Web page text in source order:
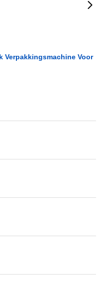
Verpakkingsmachine Voor